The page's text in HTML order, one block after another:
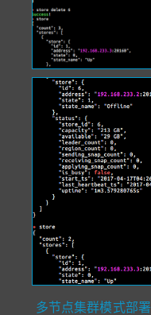
多节点集群模式部署